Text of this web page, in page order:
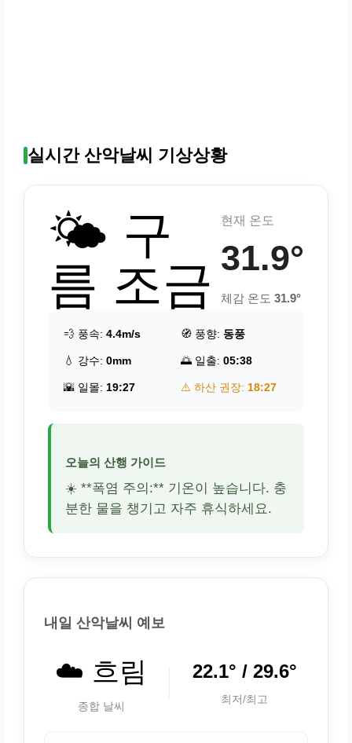
실시간 산악날씨 기상상황
🌤️ 구
름 조금
현재 온도
31.9°
체감 온도 31.9°
💨 풍속: 4.4m/s 🧭 풍향: 동풍
💧 강수: 0mm 🌅 일출: 05:38
🌇 일몰: 19:27 ⚠️ 하산 권장: 18:27
오늘의 산행 가이드
☀️ **폭염 주의:** 기온이 높습니다. 충
분한 물을 챙기고 자주 휴식하세요.
내일 산악날씨 예보
☁️ 흐림
종합 날씨
22.1° / 29.6°
최저/최고